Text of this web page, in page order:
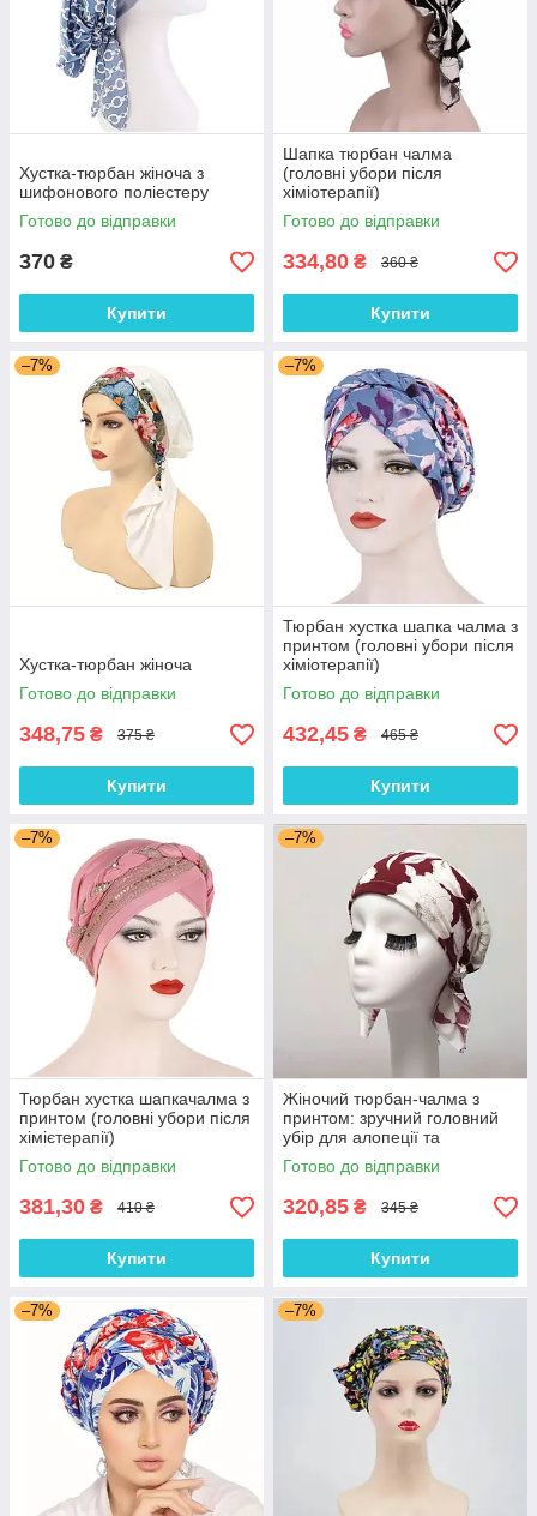
Хустка-тюрбан жіноча з
шифонового поліестеру
Готово до відправки
370 ₴
Купити
Шапка тюрбан чалма
(головні убори після
хіміотерапії)
Готово до відправки
334,80 ₴ 360 ₴
Купити
–7%
Хустка-тюрбан жіноча
Готово до відправки
348,75 ₴ 375 ₴
Купити
–7%
Тюрбан хустка шапка чалма з
принтом (головні убори після
хіміотерапії)
Готово до відправки
432,45 ₴ 465 ₴
Купити
–7%
Тюрбан хустка шапкачалма з
принтом (головні убори після
хімієтерапії)
Готово до відправки
381,30 ₴ 410 ₴
Купити
–7%
Жіночий тюрбан-чалма з
принтом: зручний головний
убір для алопеції та
відновлення після
хімієтерапії
Готово до відправки
320,85 ₴ 345 ₴
Купити
–7% –7%